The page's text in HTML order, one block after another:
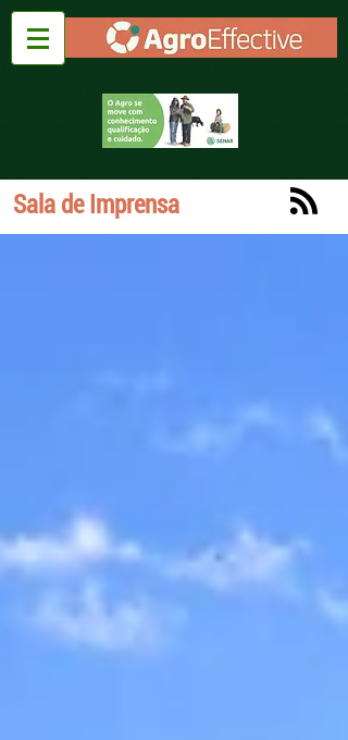
Sala de Imprensa